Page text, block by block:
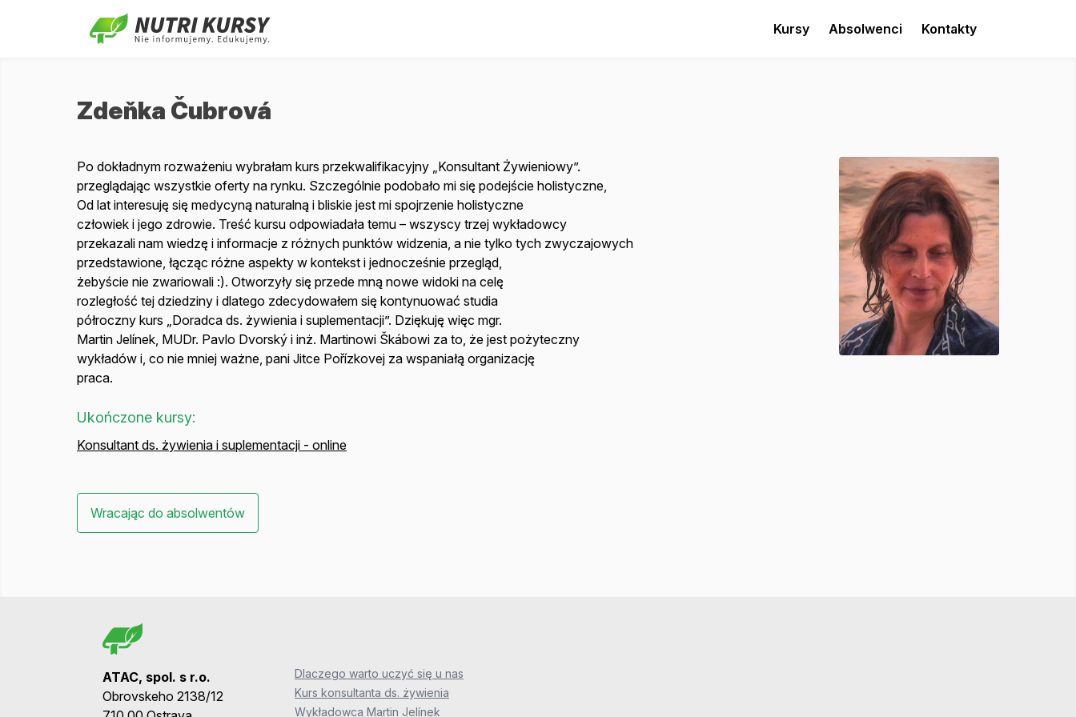
Kursy Absolwenci Kontakty
Zdeňka Čubrová
Po dokładnym rozważeniu wybrałam kurs przekwalifikacyjny „Konsultant Żywieniowy”.
przeglądając wszystkie oferty na rynku. Szczególnie podobało mi się podejście holistyczne,
Od lat interesuję się medycyną naturalną i bliskie jest mi spojrzenie holistyczne
człowiek i jego zdrowie. Treść kursu odpowiadała temu – wszyscy trzej wykładowcy
przekazali nam wiedzę i informacje z różnych punktów widzenia, a nie tylko tych zwyczajowych
przedstawione, łącząc różne aspekty w kontekst i jednocześnie przegląd,
żebyście nie zwariowali :). Otworzyły się przede mną nowe widoki na celę
rozległość tej dziedziny i dlatego zdecydowałem się kontynuować studia
półroczny kurs „Doradca ds. żywienia i suplementacji”. Dziękuję więc mgr.
Martin Jelínek, MUDr. Pavlo Dvorský i inż. Martinowi Škábowi za to, że jest pożyteczny
wykładów i, co nie mniej ważne, pani Jitce Pořízkovej za wspaniałą organizację
praca.
Ukończone kursy:
Konsultant ds. żywienia i suplementacji - online
Wracając do absolwentów
ATAC, spol. s r.o.
Obrovskeho 2138/12
Dlaczego warto uczyć się u nas
Kurs konsultanta ds. żywienia
Wykładowca Martin Jelínek